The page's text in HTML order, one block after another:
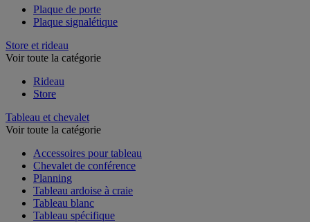
Plaque de porte
Plaque signalétique
Store et rideau
Voir toute la catégorie
Rideau
Store
Tableau et chevalet
Voir toute la catégorie
Accessoires pour tableau
Chevalet de conférence
Planning
Tableau ardoise à craie
Tableau blanc
Tableau spécifique